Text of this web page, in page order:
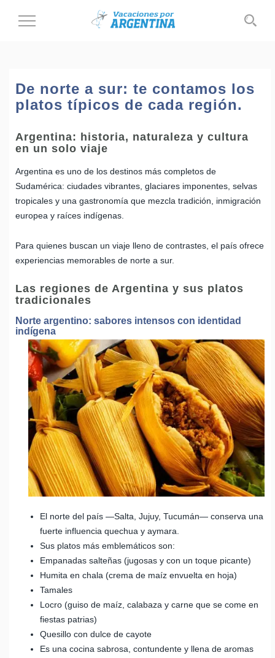
Cambiar
De norte a sur: te contamos los
platos típicos de cada región.
Argentina: historia, naturaleza y cultura
en un solo viaje
Argentina es uno de los destinos más completos de
Sudamérica: ciudades vibrantes, glaciares imponentes, selvas
tropicales y una gastronomía que mezcla tradición, inmigración
europea y raíces indígenas.
Para quienes buscan un viaje lleno de contrastes, el país ofrece
experiencias memorables de norte a sur.
Las regiones de Argentina y sus platos
tradicionales
Norte argentino: sabores intensos con identidad
indígena
El norte del país —Salta, Jujuy, Tucumán— conserva una
fuerte influencia quechua y aymara.
Sus platos más emblemáticos son:
Empanadas salteñas (jugosas y con un toque picante)
Humita en chala (crema de maíz envuelta en hoja)
Tamales
Locro (guiso de maíz, calabaza y carne que se come en
fiestas patrias)
Quesillo con dulce de cayote
Es una cocina sabrosa, contundente y llena de aromas